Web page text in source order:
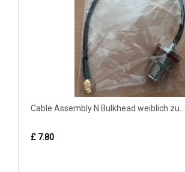
Cable Assembly N Bulkhead weiblich zu...
£ 7.80